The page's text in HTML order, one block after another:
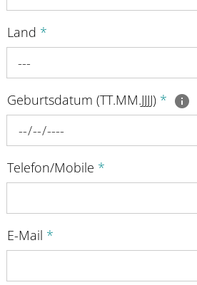
Land *
---
Geburtsdatum (TT.MM.JJJJ) *
Telefon/Mobile *
E-Mail *